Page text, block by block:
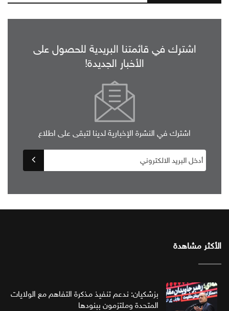
اشترك في قائمتنا البريدية للحصول على
الأخبار الجديدة!
اشترك في النشرة الإخبارية لدينا لتبقى على اطلاع
الأكثر مشاهدة
بزشكيان: ندعم تنفيذ مذكرة التفاهم مع الولايات
المتحدة وملتزمون ببنودها